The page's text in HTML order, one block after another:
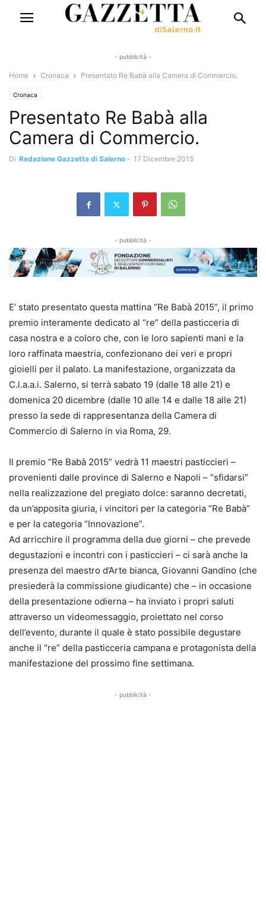
- pubblicità -
Home Cronaca Presentato Re Babà alla Camera di Commercio.
Cronaca
Presentato Re Babà alla
Camera di Commercio.
Di Redazione Gazzetta di Salerno - 17 Dicembre 2015
- pubblicità -
E’ stato presentato questa mattina “Re Babà 2015”, il primo
premio interamente dedicato al “re” della pasticceria di
casa nostra e a coloro che, con le loro sapienti mani e la
loro raffinata maestria, confezionano dei veri e propri
gioielli per il palato. La manifestazione, organizzata da
C.l.a.a.i. Salerno, si terrà sabato 19 (dalle 18 alle 21) e
domenica 20 dicembre (dalle 10 alle 14 e dalle 18 alle 21)
presso la sede di rappresentanza della Camera di
Commercio di Salerno in via Roma, 29.
Il premio “Re Babà 2015” vedrà 11 maestri pasticcieri –
provenienti dalle province di Salerno e Napoli – “sfidarsi”
nella realizzazione del pregiato dolce: saranno decretati,
da un’apposita giuria, i vincitori per la categoria “Re Babà”
e per la categoria “Innovazione”.
Ad arricchire il programma della due giorni – che prevede
degustazioni e incontri con i pasticcieri – ci sarà anche la
presenza del maestro d’Arte bianca, Giovanni Gandino (che
presiederà la commissione giudicante) che – in occasione
della presentazione odierna – ha inviato i propri saluti
attraverso un videomessaggio, proiettato nel corso
dell’evento, durante il quale è stato possibile degustare
anche il “re” della pasticceria campana e protagonista della
manifestazione del prossimo fine settimana.
- pubblicità -